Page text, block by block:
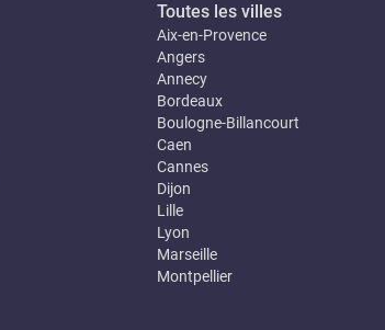
Toutes les villes
Aix-en-Provence
Angers
Annecy
Bordeaux
Boulogne-Billancourt
Caen
Cannes
Dijon
Lille
Lyon
Marseille
Montpellier